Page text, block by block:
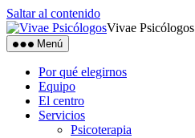
Saltar al contenido
Vivae Psicólogos
Menú
Por qué elegirnos
Equipo
El centro
Servicios
Psicoterapia